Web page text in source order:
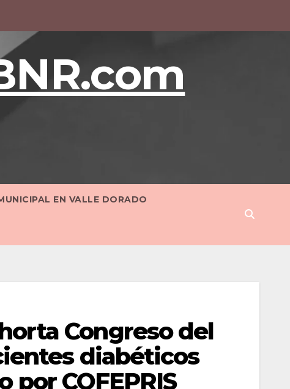
EN VALLE DORADO
Congreso del
diabéticos
COFEPRIS